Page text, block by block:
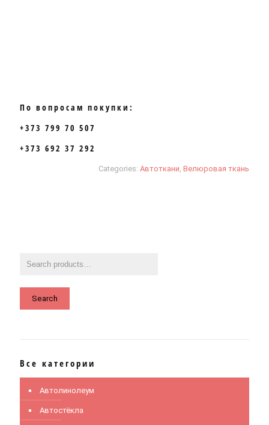
По вопросам покупки:
+373 799 70 507
+373 692 37 292
Categories: Автоткани Велюровая ткань
Search
Все категории
Автолинолеум
Автостёкла